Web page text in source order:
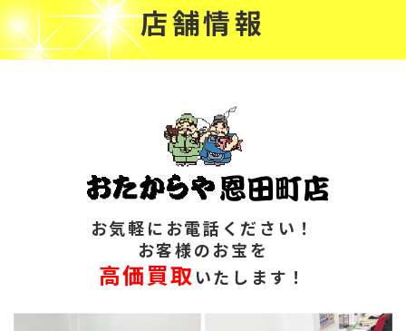
店舗情報
お気軽にお電話ください！
お客様のお宝を
高価買取 いたします！